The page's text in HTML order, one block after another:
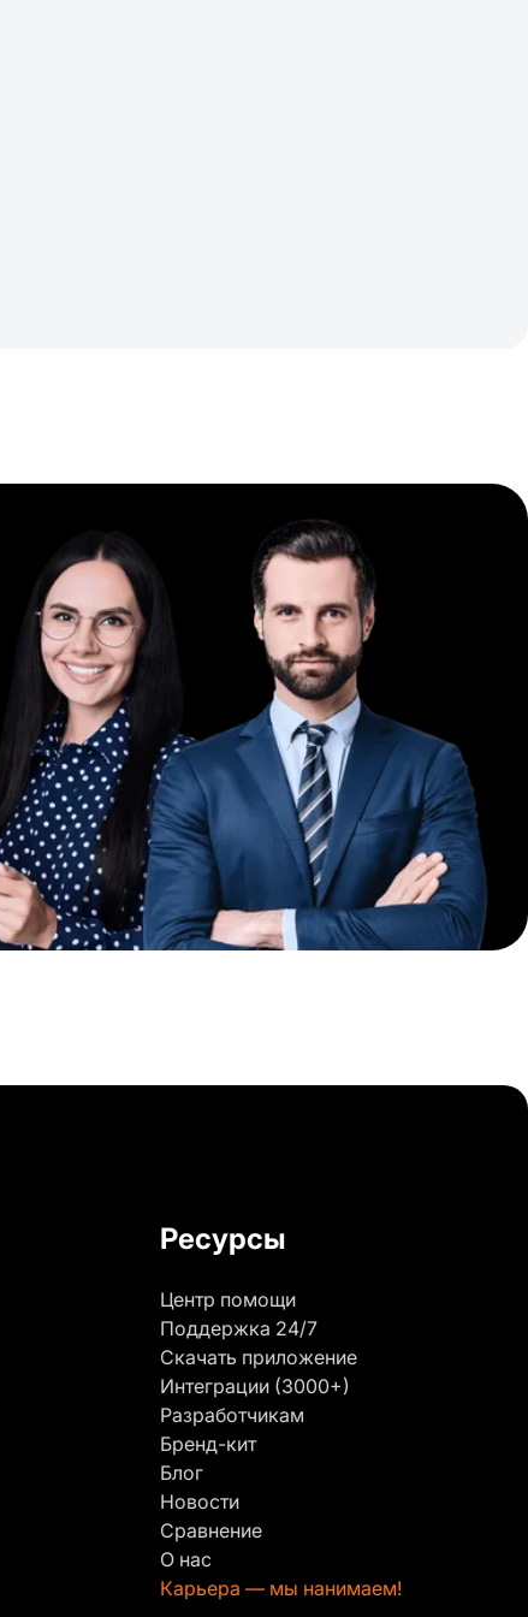
Ресурсы
Центр помощи
Поддержка 24/7
Скачать приложение
Интеграции (3000+)
Разработчикам
Бренд-кит
Блог
Новости
Сравнение
О нас
Карьера — мы нанимаем!